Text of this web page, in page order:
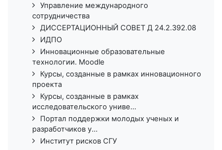
Управление международного
сотрудничества
ДИССЕРТАЦИОННЫЙ СОВЕТ Д 24.2.392.08
ИДПО
Инновационные образовательные
технологии. Moodle
Курсы, созданные в рамках инновационного
проекта
Курсы, созданные в рамках
исследовательского униве...
Портал поддержки молодых ученых и
разработчиков у...
Институт рисков СГУ